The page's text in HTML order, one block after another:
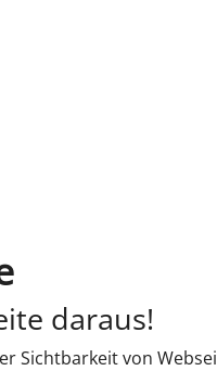
daraus!
Sichtbarkeit von